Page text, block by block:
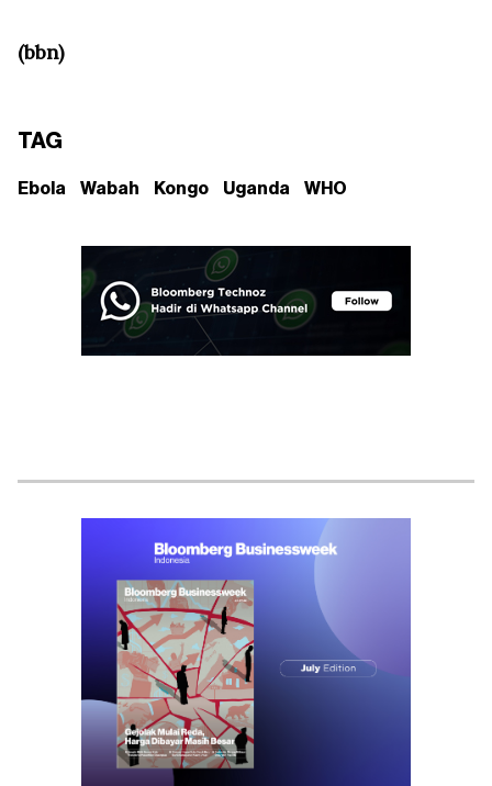
(bbn)
TAG
Ebola Wabah Kongo Uganda WHO